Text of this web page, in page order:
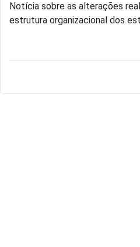
Notícia sobre as alterações
estrutura organizacional dos